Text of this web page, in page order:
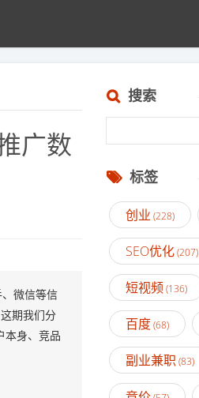
广数
微信等信
期我们分
本身、竞品
搜索
标签
创业 (228)
SEO优化(207)
短视频(136)
百度(68)
副业兼职 (83)